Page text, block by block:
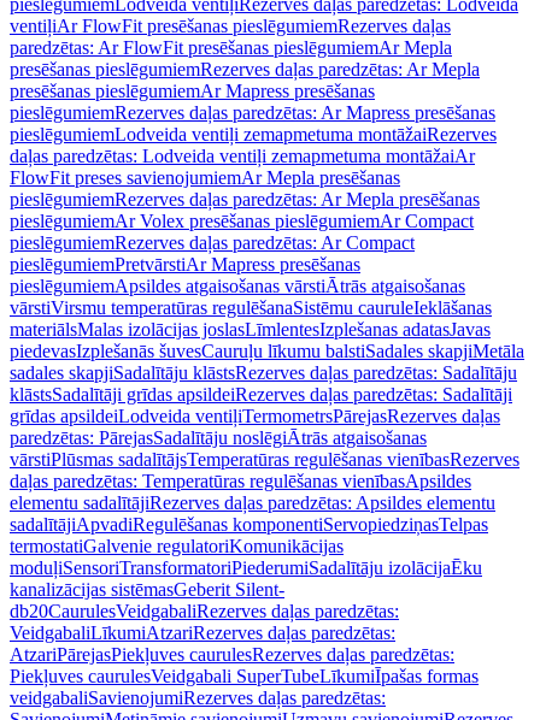
pieslēgumiemLodveida ventiļiRezerves daļas paredzētas: Lodveida
ventiļiAr FlowFit presēšanas pieslēgumiemRezerves daļas
paredzētas: Ar FlowFit presēšanas pieslēgumiemAr Mepla
presēšanas pieslēgumiemRezerves daļas paredzētas: Ar Mepla
presēšanas pieslēgumiemAr Mapress presēšanas
pieslēgumiemRezerves daļas paredzētas: Ar Mapress presēšanas
pieslēgumiemLodveida ventiļi zemapmetuma montāžaiRezerves
daļas paredzētas: Lodveida ventiļi zemapmetuma montāžaiAr
FlowFit preses savienojumiemAr Mepla presēšanas
pieslēgumiemRezerves daļas paredzētas: Ar Mepla presēšanas
pieslēgumiemAr Volex presēšanas pieslēgumiemAr Compact
pieslēgumiemRezerves daļas paredzētas: Ar Compact
pieslēgumiemPretvārstiAr Mapress presēšanas
pieslēgumiemApsildes atgaisošanas vārstiĀtrās atgaisošanas
vārstiVirsmu temperatūras regulēšanaSistēmu cauruleIeklāšanas
materiālsMalas izolācijas joslasLīmlentesIzplešanas adatasJavas
piedevasIzplešanās šuvesCauruļu līkumu balstiSadales skapjiMetāla
sadales skapjiSadalītāju klāstsRezerves daļas paredzētas: Sadalītāju
klāstsSadalītāji grīdas apsildeiRezerves daļas paredzētas: Sadalītāji
grīdas apsildeiLodveida ventiļiTermometrsPārejasRezerves daļas
paredzētas: PārejasSadalītāju noslēgiĀtrās atgaisošanas
vārstiPlūsmas sadalītājsTemperatūras regulēšanas vienībasRezerves
daļas paredzētas: Temperatūras regulēšanas vienībasApsildes
elementu sadalītājiRezerves daļas paredzētas: Apsildes elementu
sadalītājiApvadiRegulēšanas komponentiServopiedziņasTelpas
termostatiGalvenie regulatoriKomunikācijas
moduļiSensoriTransformatoriPiederumiSadalītāju izolācijaĒku
kanalizācijas sistēmasGeberit Silent-
db20CaurulesVeidgabaliRezerves daļas paredzētas:
VeidgabaliLīkumiAtzariRezerves daļas paredzētas:
AtzariPārejasPiekļuves caurulesRezerves daļas paredzētas:
Piekļuves caurulesVeidgabali SuperTubeLīkumiĪpašas formas
veidgabaliSavienojumiRezerves daļas paredzētas: